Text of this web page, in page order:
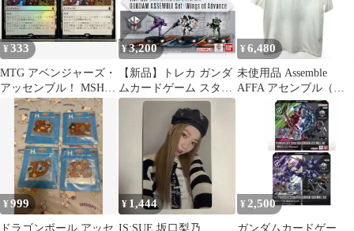
¥333
MTG アベンジャーズ・
アッセンブル！ MSH
日本語 FOIL込 2枚セッ
¥3,200
【新品】トレカ ガンダ
ムカードゲーム スター
トデッキ ガンダムアッ
センブルセット Wings
of Advance [ST02A]
¥ 6,480
未使用品 Assemble
AFFA アセンブル（ア
ンダーカバー） 半袖 カ
ットソー サイズ:2 ホワ
CHURCH
241014003061
¥999
ドラゴンボール アッセ
¥ 1,444
IS:SUE 坂口梨乃
¥ 2,500
ガンダムカードゲー